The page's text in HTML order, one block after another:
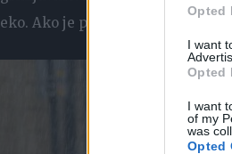
Opted
I want
Opted
I want
of my
was
Opted
Ako je proteklo manje, onda